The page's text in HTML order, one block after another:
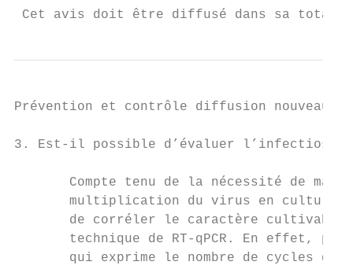
Cet avis doit être diffusé dans sa
Prévention et contrôle diffusion
3. Est-il possible d’évaluer l’infectiosité
Compte tenu de la nécessité de
multiplication du virus en
de corréler le caractère
technique de RT-qPCR. En effet,
qui exprime le nombre de cycles de